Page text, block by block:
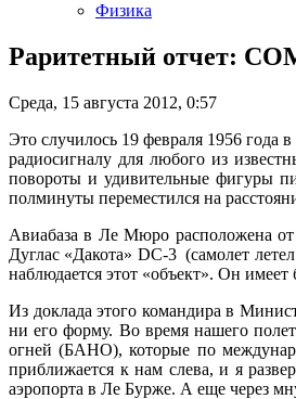
Физика
Раритетный отчет:
Среда, 15 августа 2012, 0:57
Это случилось 19 февраля 1956 года
радиосигналу для любого из
повороты и удивительные фигуры
полминуты переместился на
Авиабаза в Ле Мюро расположена от
Дуглас «Дакота» DC-3 (самолет
наблюдается этот «объект». Он
Из доклада этого командира в
ни его форму. Во время нашего
огней (БАНО), которые по
приближается к нам слева, и я
аэропорта в Ле Бурже. А еще через